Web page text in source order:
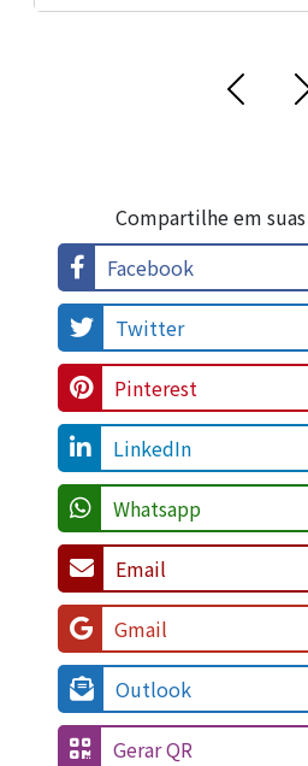
Compartilhe em
Facebook
Twitter
Pinterest
LinkedIn
Whatsapp
Email
Gmail
Outlook
Gerar QR